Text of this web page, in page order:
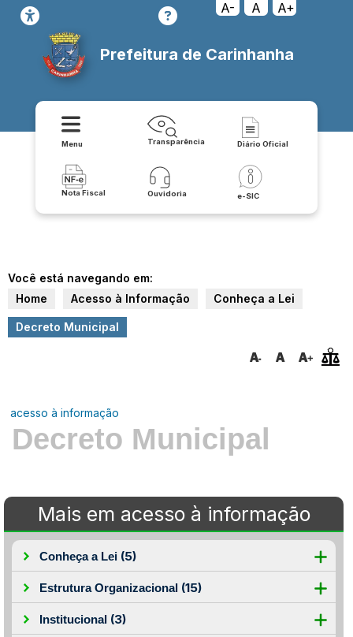
A- A A+
Prefeitura de Carinhanha
Menu Transparência Diário Oficial
Nota Fiscal Ouvidoria e-SIC
Você está navegando em:
Home
Acesso à Informação Conheça a Lei
Decreto Municipal
acesso à informação
Decreto Municipal
Mais em acesso à informação
Conheça a Lei (5)
Estrutura Organizacional (15)
Institucional (3)